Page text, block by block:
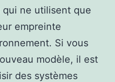
qui ne utilisent que
empreinte
Si vous
modèle, il est
des systèmes